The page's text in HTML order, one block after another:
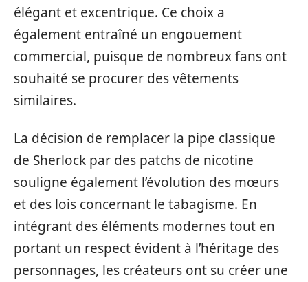
élégant et excentrique. Ce choix a
également entraîné un engouement
commercial, puisque de nombreux fans ont
souhaité se procurer des vêtements
similaires.
La décision de remplacer la pipe classique
de Sherlock par des patchs de nicotine
souligne également l’évolution des mœurs
et des lois concernant le tabagisme. En
intégrant des éléments modernes tout en
portant un respect évident à l’héritage des
personnages, les créateurs ont su créer une